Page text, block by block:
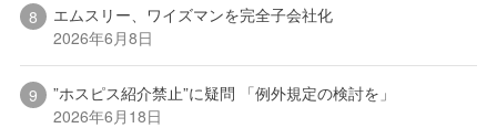
エムスリー、ワイズマンを完全子会社化
2026年6月8日
”ホスピス紹介禁止”に疑問 「例外規定の検討を」
2026年6月18日